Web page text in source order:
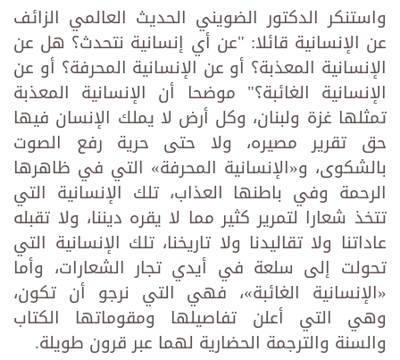
واستنكر الدكتور الضويني الحديث العالمي الزائف
عن الإنسانية قائلا: "عن أي إنسانية نتحدث؟ هل عن
الإنسانية المعذبة؟ أو عن الإنسانية المحرفة؟ أو عن
الإنسانية الغائبة؟" موضحا أن الإنسانية المعذبة
تمثلها غزة ولبنان، وكل أرض لا يملك الإنسان فيها
حق تقرير مصيره، ولا حتى حرية رفع الصوت
بالشكوى، و«الإنسانية المحرفة» التي في ظاهرها
الرحمة وفي باطنها العذاب، تلك الإنسانية التي
تتخذ شعارا لتمرير كثير مما لا يقره ديننا، ولا تقبله
عاداتنا ولا تقاليدنا ولا تاريخنا، تلك الإنسانية التي
تحولت إلى سلعة في أيدي تجار الشعارات، وأما
«الإنسانية الغائبة»، فهي التي نرجو أن تكون،
وهي التي أعلن تفاصيلها ومقوماتها الكتاب
والسنة والترجمة الحضارية لهما عبر قرون طويلة.